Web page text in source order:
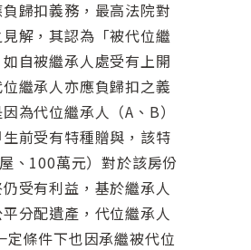
歸扣義務，最高法院對
解，其認為「被代位繼
自被繼承人處受有上開
繼承人亦應負歸扣之義
為代位繼承人（A、B）
前受有特種贈與，該特
、100萬元）對於該房份
受有利益，基於繼承人
分配遺產，代位繼承人
定條件下也因承繼被代位